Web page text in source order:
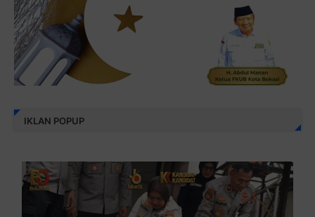
IKLAN POPUP